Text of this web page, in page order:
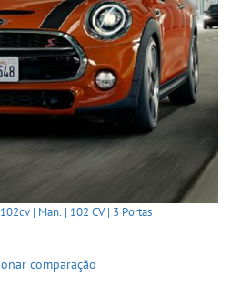
| Man. | 102 CV | 3 Portas
comparação